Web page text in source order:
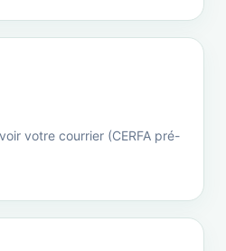
votre courrier (CERFA pré-